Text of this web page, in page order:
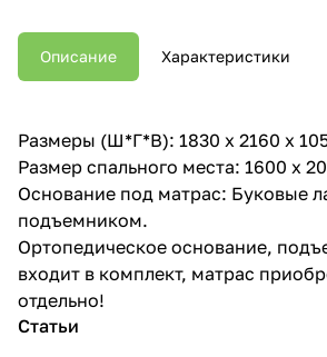
Описание Характеристики
Размеры (Ш*Г*В): 1830 х 2160 х
Размер спального места: 1600 х
Основание под матрас: Буковые
подъемником.
Ортопедическое основание,
входит в комплект, матрас
отдельно!
Статьи